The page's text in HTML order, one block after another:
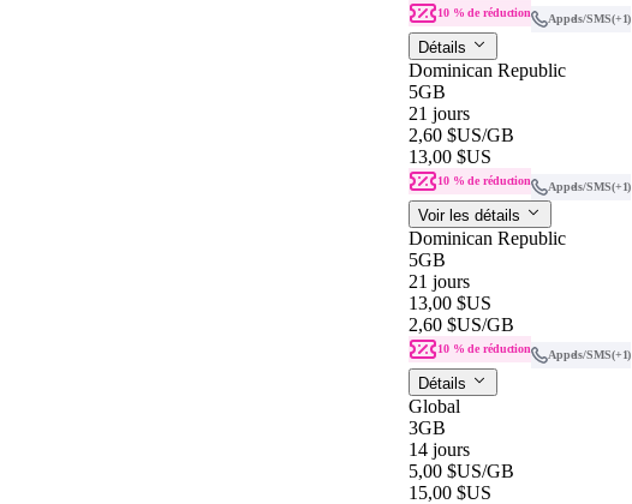
10 % de réduction Appels/SMS(+1)
Détails
Dominican Republic
5GB
21 jours
2,60 $US/GB
13,00 $US
10 % de réduction Appels/SMS(+1)
Voir les détails
Dominican Republic
5GB
21 jours
13,00 $US
2,60 $US/GB
10 % de réduction Appels/SMS(+1)
Détails
Global
3GB
14 jours
5,00 $US/GB
15,00 $US